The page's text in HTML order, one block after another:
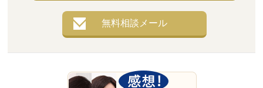
無料相談メール